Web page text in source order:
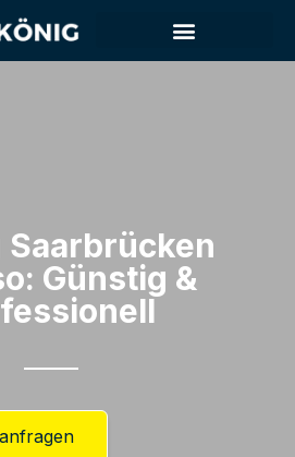
Saarbrücken​
Günstig &